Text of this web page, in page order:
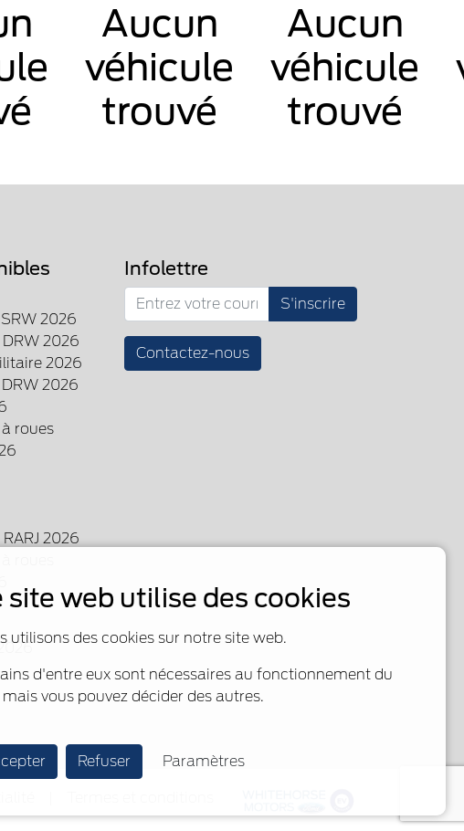
Aucun
véhicule
trouvé
Aucun
véhicule
trouvé
2026
2026
2026
2026
roues
2026
roues
Infolettre
S'inscrire
Contactez-nous
site web utilise des cookies
utilisons des cookies sur notre site web.
d'entre eux sont nécessaires au fonctionnement du
mais vous pouvez décider des autres.
Refuser Paramètres